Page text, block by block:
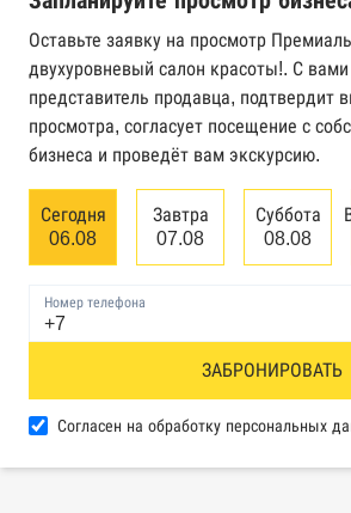
Реестр государственных
Федерального казначейства
Картотека арбитражных дел
арбитражного суда
Единый федеральный реестр
банкротстве юридических лиц
Реестр товарных знаков и
База исполнительного
Оставьте заявку на просмотр
двухуровневый салон красоты!. С вами
представитель продавца, подтвердит
просмотра, согласует посещение с
бизнеса и проведёт вам экскурсию.
Сегодня
06.08
Завтра
07.08
Суббота
08.08
Номер телефона
ЗАБРОНИРОВАТЬ
Согласен на обработку персональных